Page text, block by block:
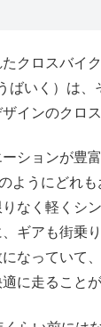
クロスバイ
ばいく）は
インのクロス
ションが豊
ようにどれ
なく軽くシ
ギアも街乗
なっていて
に走ることが